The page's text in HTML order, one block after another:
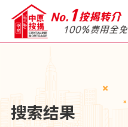
关于我们
搜索结果